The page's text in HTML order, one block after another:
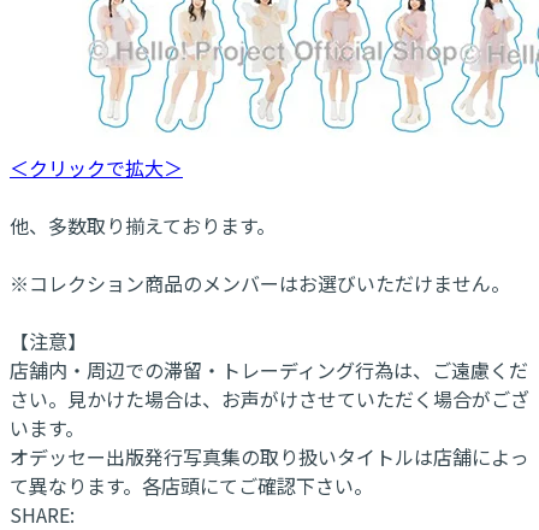
＜クリックで拡大＞
他、多数取り揃えております。
※コレクション商品のメンバーはお選びいただけません。
【注意】
店舗内・周辺での滞留・トレーディング行為は、ご遠慮くだ
さい。見かけた場合は、お声がけさせていただく場合がござ
います。
オデッセー出版発行写真集の取り扱いタイトルは店舗によっ
て異なります。各店頭にてご確認下さい。
SHARE: